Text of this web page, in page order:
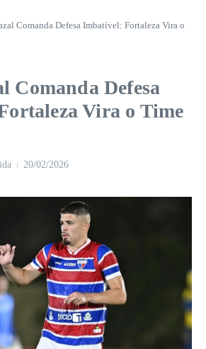
Comanda Defesa Imbatível: Fortaleza Vira o
Comanda Defesa
Vira o Time
20/02/2026